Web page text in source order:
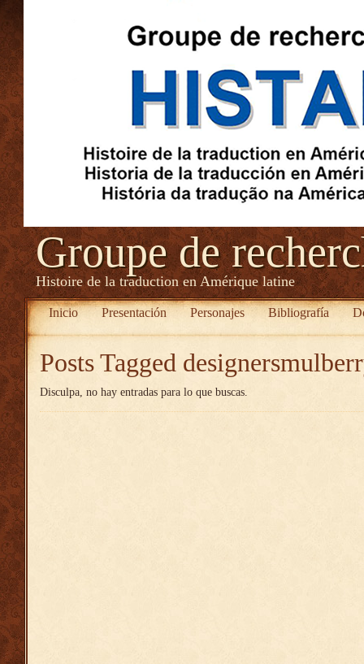
Groupe de
Histoire de la traduction en Amérique latine
Inicio Presentación Personajes Bibliografía
Posts Tagged
Disculpa, no hay entradas para lo que buscas.